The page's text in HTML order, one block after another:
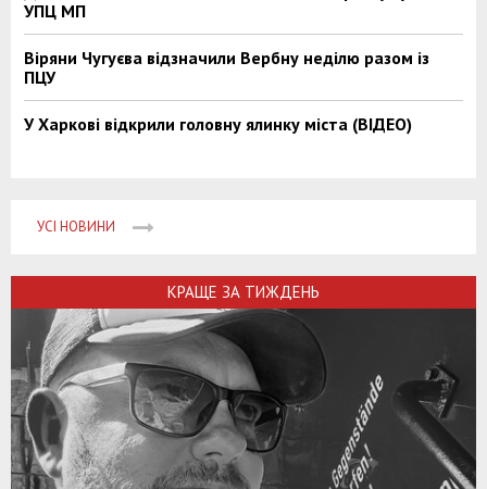
УПЦ МП
Віряни Чугуєва відзначили Вербну неділю разом із
ПЦУ
У Харкові відкрили головну ялинку міста (ВІДЕО)
УСІ НОВИНИ
КРАЩЕ ЗА ТИЖДЕНЬ